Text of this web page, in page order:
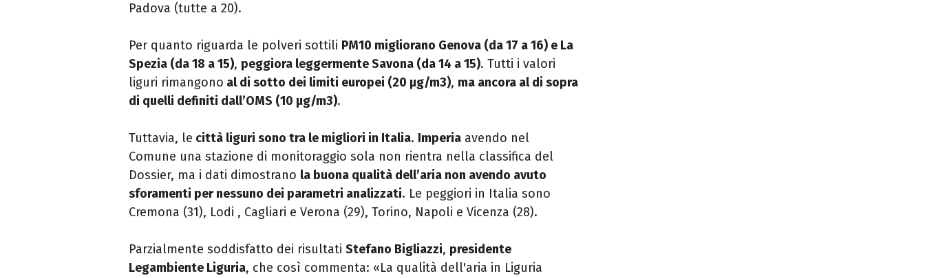
Padova (tutte a 20).
Per quanto riguarda le polveri sottili PM10 migliorano Genova (da 17 a 16) e La
Spezia (da 18 a 15), peggiora leggermente Savona (da 14 a 15). Tutti i valori
liguri rimangono al di sotto dei limiti europei (20 μg/m3), ma ancora al di sopra
di quelli definiti dall’OMS (10 μg/m3).
Tuttavia, le città liguri sono tra le migliori in Italia. Imperia avendo nel
Comune una stazione di monitoraggio sola non rientra nella classifica del
Dossier, ma i dati dimostrano la buona qualità dell’aria non avendo avuto
sforamenti per nessuno dei parametri analizzati. Le peggiori in Italia sono
Cremona (31), Lodi , Cagliari e Verona (29), Torino, Napoli e Vicenza (28).
Parzialmente soddisfatto dei risultati Stefano Bigliazzi, presidente
Legambiente Liguria, che così commenta: «La qualità dell'aria in Liguria